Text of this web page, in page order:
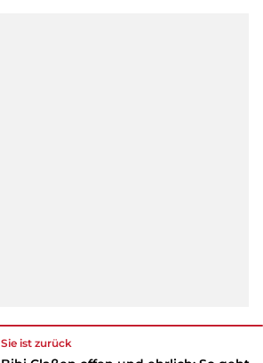
Sie ist zurück